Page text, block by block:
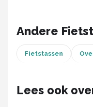
Kinderfietsen
Stadsfietsen
Andere
Fietstassen
Lees ook